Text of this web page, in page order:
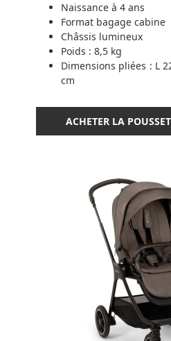
Naissance à 4 ans
Format bagage cabine
Châssis lumineux
Poids : 8,5 kg
Dimensions pliées : L
cm
ACHETER LA